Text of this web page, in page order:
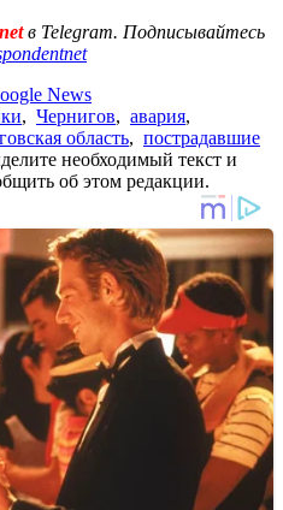
в Telegram. Подписывайтесь
News
, Чернигов, авария,
область, пострадавшие
необходимый текст и
об этом редакции.